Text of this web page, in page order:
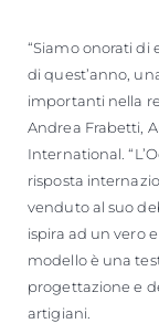
“Siamo onorati di
di quest’anno,
importanti nella
Andrea Frabetti,
International.
risposta
venduto al suo
ispira ad un vero
modello è una
progettazione e
artigiani.